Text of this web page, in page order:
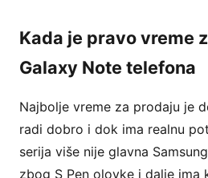
Kada je pravo vreme
Galaxy Note telefona
Najbolje vreme za prodaju je
radi dobro i dok ima realnu
serija više nije glavna
zbog S Pen olovke i dalje ima